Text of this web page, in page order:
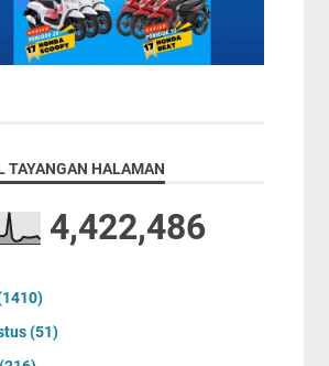
TAYANGAN HALAMAN
4,422,486
(51)